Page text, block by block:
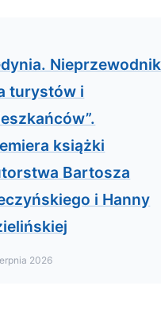
Nieprzewodnik
turystów i
książki
Bartosza
i Hanny
2026